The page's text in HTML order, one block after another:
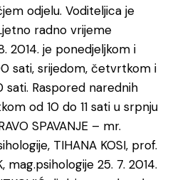
odjelu. Voditeljica je
radno vrijeme
2014. je ponedjeljkom i
sati, srijedom, četvrtkom i
Raspored narednih
od 10 do 11 sati u srpnju
SPAVANJE – mr.
TIHANA KOSI, prof.
mag.psihologije 25. 7. 2014.